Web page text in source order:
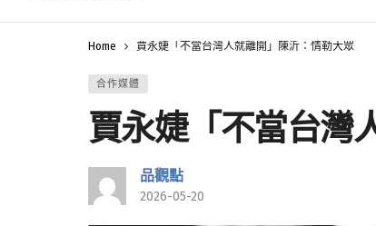
Home 賈永婕「不當台灣人就離開」陳沂：情勒大眾
合作媒體
賈永婕「不當台灣
品觀點
2026-05-20